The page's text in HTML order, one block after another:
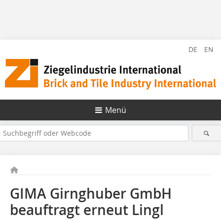
DE EN
Menü
GIMA Girnghuber GmbH
beauftragt erneut Lingl